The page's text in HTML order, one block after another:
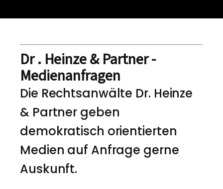
Dr . Heinze & Partner -
Medienanfragen
Die Rechtsanwälte Dr. Heinze
& Partner geben
demokratisch orientierten
Medien auf Anfrage gerne
Auskunft.